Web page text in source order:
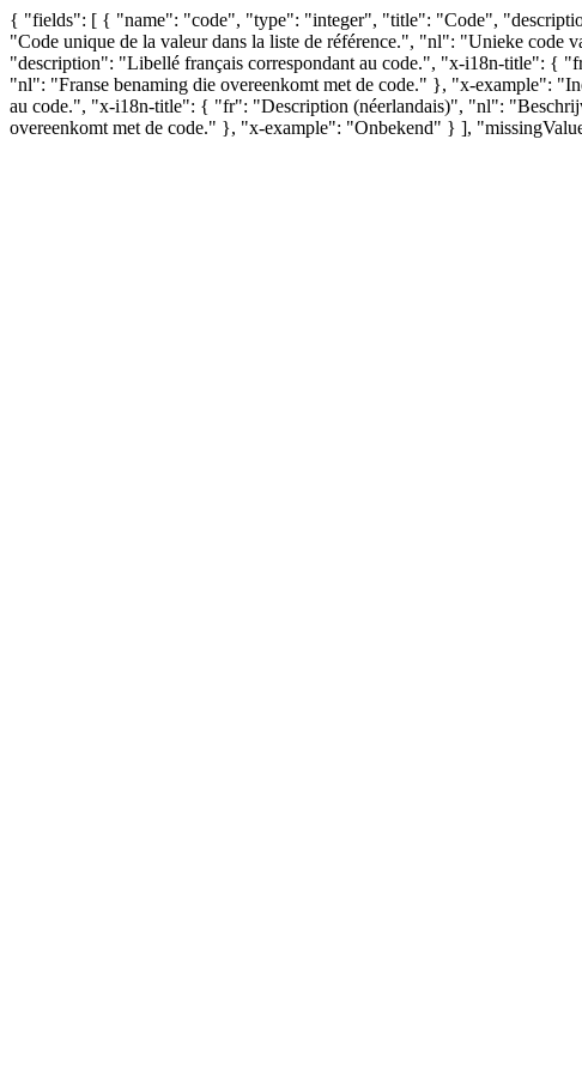
{ "fields": [ { "name": "code", "type": "integer", "title": "Code",
"Code unique de la valeur dans la liste de référence.", "nl": "Unieke
"description": "Libellé français correspondant au code.", "x-i18n-title": {
"nl": "Franse benaming die overeenkomt met de code." }, "x-example":
au code.", "x-i18n-title": { "fr": "Description (néerlandais)", "nl":
overeenkomt met de code." }, "x-example": "Onbekend" } ],